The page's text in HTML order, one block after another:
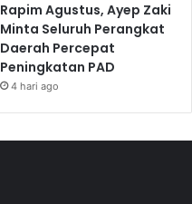
Rapim Agustus, Ayep Zaki
Minta Seluruh Perangkat
Daerah Percepat
Peningkatan PAD
4 hari ago